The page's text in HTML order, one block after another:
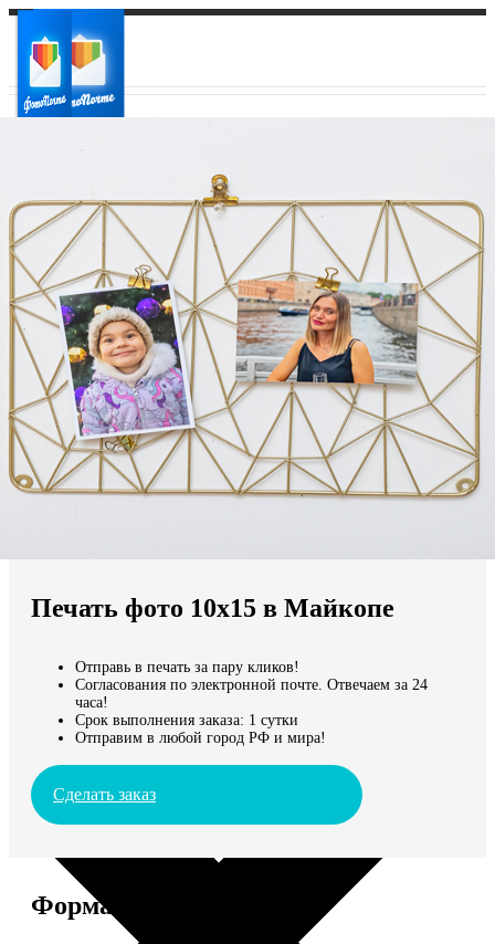
Ваш город:
Ваш регион доставки
Выберите из списка:
Мы доставляем по всему миру
Продолжить без города
Печать фото 10х15 в Майкопе
Отправь в печать за пару кликов!
Согласования по электронной почте. Отвечаем за 24
часа!
Срок выполнения заказа: 1 сутки
Отправим в любой город РФ и мира!
Сделать заказ
Форматы и цены